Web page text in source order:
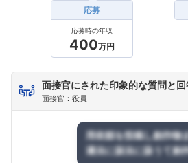
フォローしまし
応募
応募時の年収
400万円
面接官にされた印象的な質問と回
面接官：役員